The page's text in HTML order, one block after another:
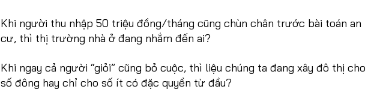
Khi người thu nhập 50 triệu đồng/tháng cũng chùn chân trước bài toán an
cư, thì thị trường nhà ở đang nhắm đến ai?
Khi ngay cả người “giỏi” cũng bỏ cuộc, thì liệu chúng ta đang xây đô thị cho
số đông hay chỉ cho số ít có đặc quyền từ đầu?